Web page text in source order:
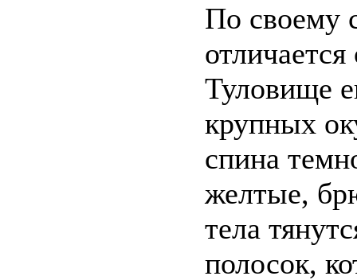
По своему
Туловище
крупных
спина
желтые,
тела
полосок,